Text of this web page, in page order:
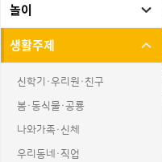
놀이
생활주제
신학기·우리원·친구
봄·동식물·공룡
나와가족·신체
우리동네·직업